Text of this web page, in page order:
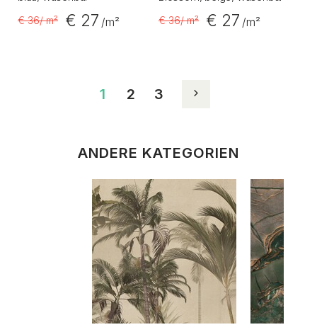
€ 36/ m² € 27 /m² € 36/ m² € 27 /m²
1 2 3
ANDERE KATEGORIEN